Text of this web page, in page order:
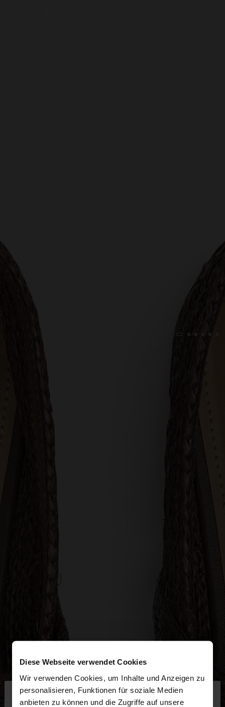
Diese Webseite verwendet Cookies
Wir verwenden Cookies, um Inhalte und Anzeigen zu
personalisieren, Funktionen für soziale Medien
anbieten zu können und die Zugriffe auf unsere
hallo